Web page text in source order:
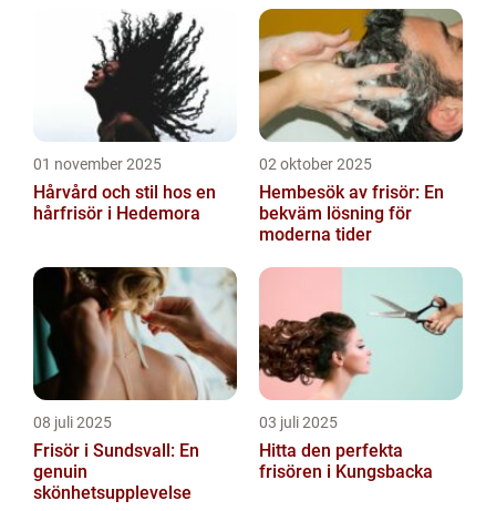
01 november 2025
Hårvård och stil hos en
hårfrisör i Hedemora
02 oktober 2025
Hembesök av frisör: En
bekväm lösning för
moderna tider
08 juli 2025
Frisör i Sundsvall: En
genuin
skönhetsupplevelse
03 juli 2025
Hitta den perfekta
frisören i Kungsbacka